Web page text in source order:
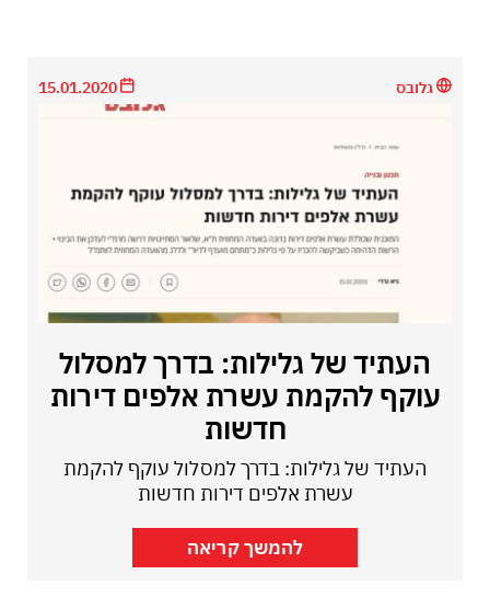
גלובס
העתיד של גלילות: בדרך למסלול
עוקף להקמת עשרת אלפים דירות
חדשות
העתיד של גלילות: בדרך למסלול עוקף להקמת
עשרת אלפים דירות חדשות
להמשך קריאה